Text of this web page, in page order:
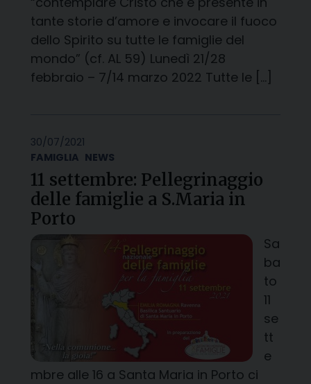
tante storie d’amore e invocare il fuoco
dello Spirito su tutte le famiglie del
mondo” (cf. AL 59) Lunedì 21/28
febbraio – 7/14 marzo 2022 Tutte le […]
30/07/2021
FAMIGLIA NEWS
11 settembre: Pellegrinaggio
delle famiglie a S.Maria in
Porto
Sa
ba
to
11
se
tt
e
mbre alle 16 a Santa Maria in Porto ci